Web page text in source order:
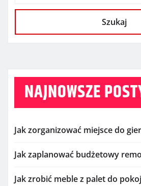
Szukaj
NAJNOWSZE
Jak zorganizować miejsce do
Jak zaplanować budżetowy
Jak zrobić meble z palet do